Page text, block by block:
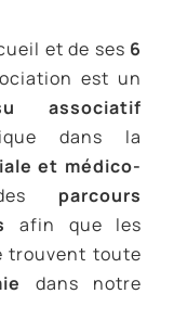
et de ses 6
est un
associatif
dans la
et médico-
parcours
afin que les
trouvent toute
dans notre